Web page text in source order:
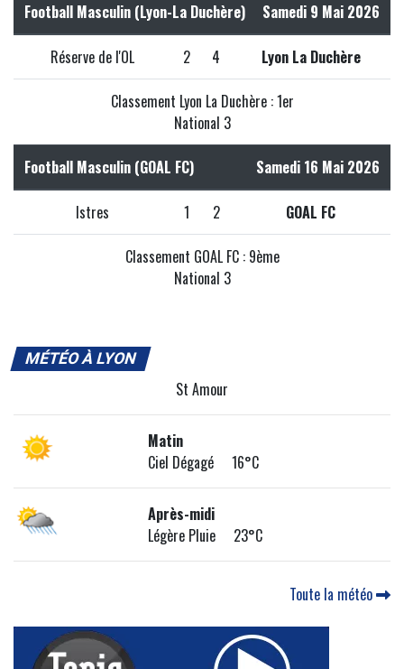
Football Masculin (Lyon-La Duchère) Samedi 9 Mai 2026
Réserve de l'OL 2 4 Lyon La Duchère
Classement Lyon La Duchère : 1er
National 3
Football Masculin (GOAL FC) Samedi 16 Mai 2026
Istres 1 2 GOAL FC
Classement GOAL FC : 9ème
National 3
MÉTÉO À LYON
St Amour
Matin
Ciel Dégagé 16°C
Après-midi
Légère Pluie 23°C
Toute la météo